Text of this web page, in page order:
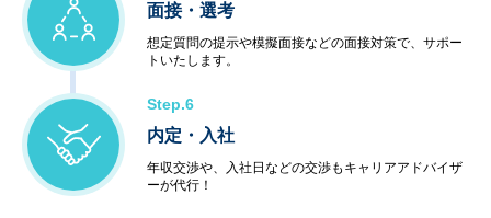
面接・選考
想定質問の提示や模擬面接などの面接対策で、サポー
トいたします。
Step.6
内定・入社
年収交渉や、入社日などの交渉もキャリアアドバイザ
ーが代行！